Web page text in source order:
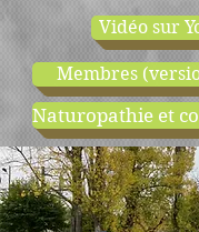
Vidéo sur
Membres
Naturopathie et
cours d'essai